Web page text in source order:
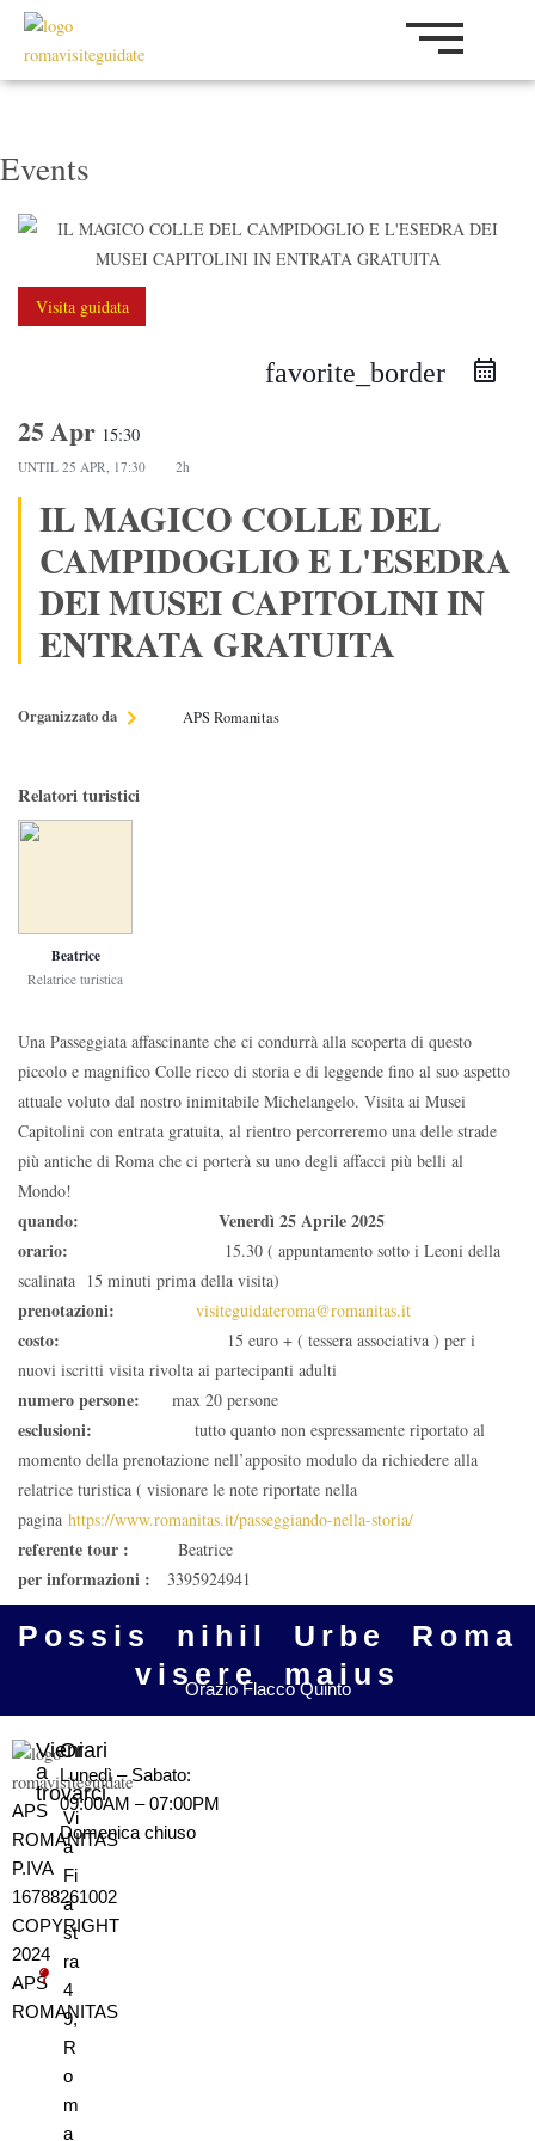
Events
Visita guidata
favorite_border
25 Apr 15:30
UNTIL 25 APR, 17:30 2h
IL MAGICO COLLE DEL
CAMPIDOGLIO E L'ESEDRA
DEI MUSEI CAPITOLINI IN
ENTRATA GRATUITA
Organizzato da APS Romanitas
Relatori turistici
Beatrice
Relatrice turistica
Una Passeggiata affascinante che ci condurrà alla scoperta di questo
piccolo e magnifico Colle ricco di storia e di leggende fino al suo aspetto
attuale voluto dal nostro inimitabile Michelangelo. Visita ai Musei
Capitolini con entrata gratuita, al rientro percorreremo una delle strade
più antiche di Roma che ci porterà su uno degli affacci più belli al
Mondo!
quando:
Venerdì 25 Aprile 2025
orario:
15.30 ( appuntamento sotto i Leoni della
scalinata 15 minuti prima della visita)
prenotazioni: visiteguidateroma@romanitas.it
costo: 15 euro + ( tessera associativa ) per i
nuovi iscritti visita rivolta ai partecipanti adulti
numero persone: max 20 persone
esclusioni: tutto quanto non espressamente riportato al
momento della prenotazione nell’apposito modulo da richiedere alla
relatrice turistica ( visionare le note riportate nella
pagina https://www.romanitas.it/passeggiando-nella-storia/
referente tour : Beatrice
per informazioni : 3395924941
Possis nihil Urbe Roma
visere maius
Orazio Flacco Quinto
APS
ROMANITAS
P.IVA
16788261002
COPYRIGHT
2024
APS
ROMANITAS
Vieni
a
trovarci
Vi
a
Fi
a
st
ra
4
9,
R
o
m
a
Orari
Lunedì – Sabato:
09:00AM – 07:00PM
Domenica chiuso